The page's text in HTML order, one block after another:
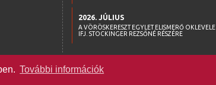
További információk
2026. JÚLIUS
A VÖRÖSKERESZT EGYLET ELISMERŐ OKLEVELE
IFJ. STOCKINGER REZSŐNÉ RÉSZÉRE
2026 © COPYRIGHT•MINDEN JOG FENNTARTVA